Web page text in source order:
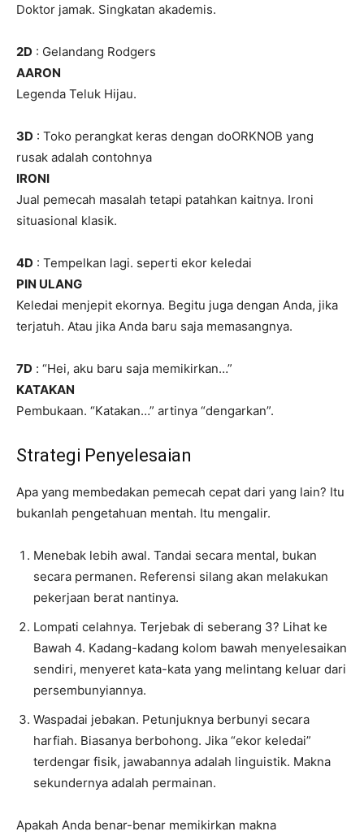
Doktor jamak. Singkatan akademis.
2D : Gelandang Rodgers
AARON
Legenda Teluk Hijau.
3D : Toko perangkat keras dengan doORKNOB yang
rusak adalah contohnya
IRONI
Jual pemecah masalah tetapi patahkan kaitnya. Ironi
situasional klasik.
4D : Tempelkan lagi. seperti ekor keledai
PIN ULANG
Keledai menjepit ekornya. Begitu juga dengan Anda, jika
terjatuh. Atau jika Anda baru saja memasangnya.
7D : “Hei, aku baru saja memikirkan…”
KATAKAN
Pembukaan. “Katakan…” artinya “dengarkan”.
Strategi Penyelesaian
Apa yang membedakan pemecah cepat dari yang lain? Itu
bukanlah pengetahuan mentah. Itu mengalir.
Menebak lebih awal. Tandai secara mental, bukan
secara permanen. Referensi silang akan melakukan
pekerjaan berat nantinya.
Lompati celahnya. Terjebak di seberang 3? Lihat ke
Bawah 4. Kadang-kadang kolom bawah menyelesaikan
sendiri, menyeret kata-kata yang melintang keluar dari
persembunyiannya.
Waspadai jebakan. Petunjuknya berbunyi secara
harfiah. Biasanya berbohong. Jika “ekor keledai”
terdengar fisik, jawabannya adalah linguistik. Makna
sekundernya adalah permainan.
Apakah Anda benar-benar memikirkan makna